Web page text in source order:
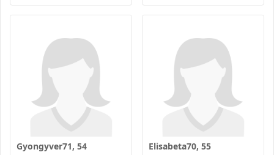
Gyongyver71, 54 Elisabeta70, 55